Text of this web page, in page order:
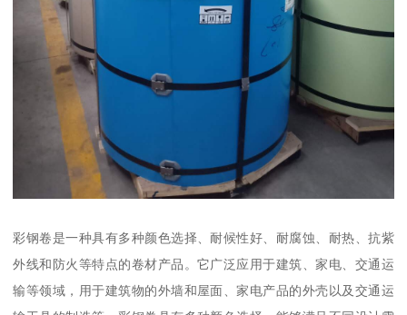
彩钢卷是一种具有多种颜色选择、耐候性好、耐腐蚀、耐热、抗紫
外线和防火等特点的卷材产品。它广泛应用于建筑、家电、交通运
输等领域，用于建筑物的外墙和屋面、家电产品的外壳以及交通运